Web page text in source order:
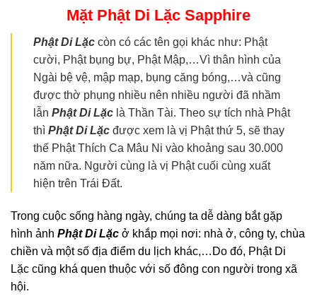
Mặt Phật Di Lặc Sapphire
Phật Di Lặc còn có các tên gọi khác như: Phật
cười, Phật bụng bự, Phật Mập,…Vì thân hình của
Ngài bệ vệ, mập mạp, bụng căng bóng,…và cũng
được thờ phụng nhiều nên nhiều người đã nhầm
lẫn Phật Di Lặc là Thần Tài. Theo sự tích nhà Phật
thì Phật Di Lặc được xem là vị Phật thứ 5, sẽ thay
thế Phật Thích Ca Mâu Ni vào khoảng sau 30.000
năm nữa. Người cùng là vị Phật cuối cùng xuất
hiện trên Trái Đất.
Trong cuộc sống hàng ngày, chúng ta dễ dàng bắt gặp
hình ảnh Phật Di Lặc ở khắp mọi nơi: nhà ở, công ty, chùa
chiền và một số địa điểm du lịch khác,…Do đó, Phật Di
Lặc cũng khá quen thuộc với số đông con người trong xã
hội.